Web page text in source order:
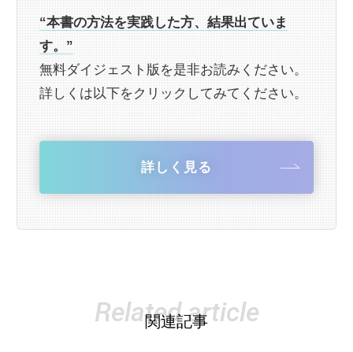
“本書の方法を実践した方、結果出ていま
す。”
無料ダイジェスト版を是非お読みください。
詳しくは以下をクリックしてみてください。
詳しく見る
関連記事
Related article